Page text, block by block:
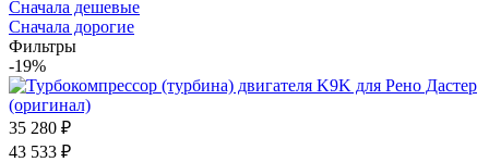
Сначала дешевые
Сначала дорогие
Фильтры
-19%
35 280 ₽
43 533 ₽